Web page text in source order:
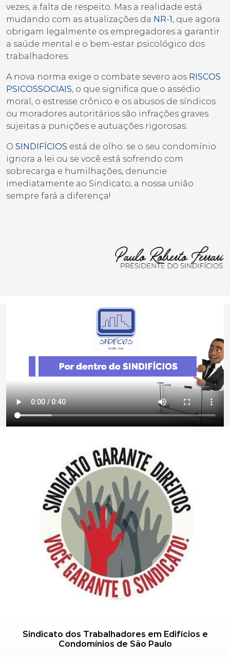
vezes, a falta de respeito. Mas a realidade está
mudando com as atualizações da NR-1, que agora
obrigam legalmente os empregadores a garantir
a saúde mental e o bem-estar psicológico dos
trabalhadores.
A nova norma exige o combate severo aos RISCOS
PSICOSSOCIAIS, o que significa que o assédio
moral, o estresse crônico e os abusos de síndicos
ou moradores autoritários são infrações graves
sujeitas a punições e autuações rigorosas.
O SINDIFÍCIOS está de olho: se o seu condomínio
ignora a lei ou se você está sofrendo com
sobrecarga e humilhações, denuncie
imediatamente ao Sindicato; a nossa união
sempre fará a diferença!
Sindicato dos Trabalhadores em Edifícios e
Condomínios de São Paulo